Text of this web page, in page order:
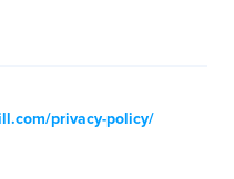
料でプレイするに
privacy-policy/